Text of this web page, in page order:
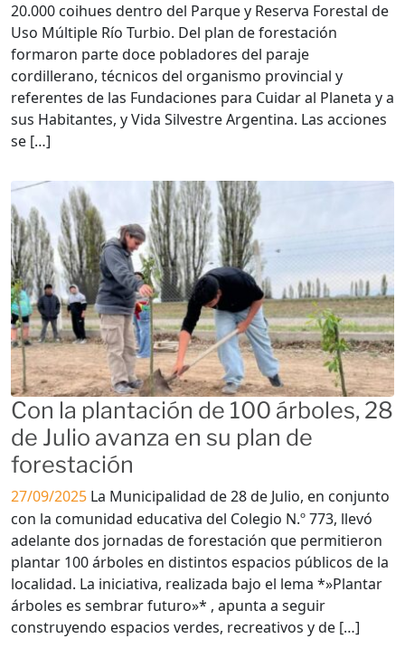
20.000 coihues dentro del Parque y Reserva Forestal de
Uso Múltiple Río Turbio. Del plan de forestación
formaron parte doce pobladores del paraje
cordillerano, técnicos del organismo provincial y
referentes de las Fundaciones para Cuidar al Planeta y a
sus Habitantes, y Vida Silvestre Argentina. Las acciones
se […]
Con la plantación de 100 árboles, 28
de Julio avanza en su plan de
forestación
27/09/2025 La Municipalidad de 28 de Julio, en conjunto
con la comunidad educativa del Colegio N.º 773, llevó
adelante dos jornadas de forestación que permitieron
plantar 100 árboles en distintos espacios públicos de la
localidad. La iniciativa, realizada bajo el lema *»Plantar
árboles es sembrar futuro»* , apunta a seguir
construyendo espacios verdes, recreativos y de […]